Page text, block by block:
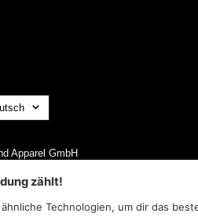
Apparel GmbH